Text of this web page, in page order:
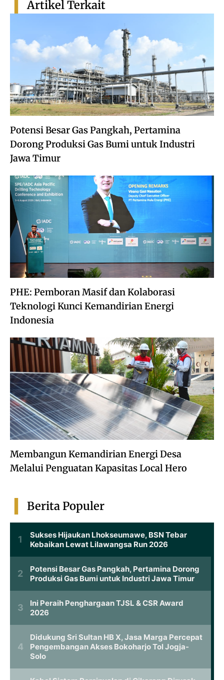
Potensi Besar Gas Pangkah, Pertamina
Dorong Produksi Gas Bumi untuk Industri
Jawa Timur
PHE: Pemboran Masif dan Kolaborasi
Teknologi Kunci Kemandirian Energi
Indonesia
Membangun Kemandirian Energi Desa
Melalui Penguatan Kapasitas Local Hero
Artikel Terkait
Berita Populer